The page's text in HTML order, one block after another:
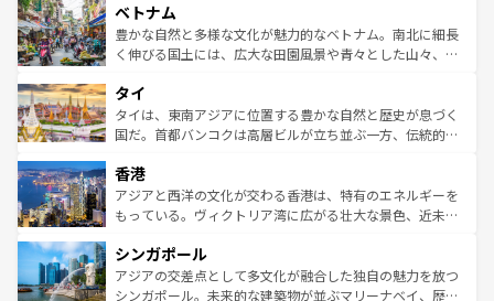
参照してほしい。
容にもいいと評判のスイーツなど、バラエティ豊かな料理
が味わえる。 なお、新着の台湾情報は コンテンツ一覧を参
照してほしい。
き、地方に足を延ばせば四季折々の自然美を楽しむことが
できる。そして、キムチや焼肉、絶品のストリートフード
まで、さまざまな韓国料理が待っている。夜には、韓国な
リティに包まれながら、韓国の多彩な魅力を心ゆくまで味
わってみてほしい。 なお、新着の韓国情報はコンテンツ一
覧を参照してほしい。
ベトナム
豊かな自然と多様な文化が魅力的なベトナム。南北に細長
く伸びる国土には、広大な田園風景や青々とした山々、世
急速な発展と共に伝統が息づく。ハノイの古い町並みやホ
ーチミン市のフランス統治時代の建物も、独特の雰囲気を
醸し出している。また、バラエティの豊かさとおいしさで
とつ。フォーやバインミー、ベトナムコーヒーなどは、ぜ
ひ現地で味わいたい。どの地域を訪れてもあたたかい人々
が旅行者を迎えてくれるので、きっと忘れられない旅にな
参照してほしい。
タイ
タイは、東南アジアに位置する豊かな自然と歴史が息づく
国だ。首都バンコクは高層ビルが立ち並ぶ一方、伝統的な
の活気が交差している。北部ではチェンマイなどの山岳地
帯で自然と触れ合い、南部ではプーケットやクラビの美し
いビーチでリゾート気分を楽しむことができる。タイ料理
激する。気候は一年中温暖で、どの季節にも異なる楽しみ
が待っている。親しみやすいタイの人々、仏教を中心とし
た文化、そして多様な観光資源が、訪れる旅人を魅了し続
香港
アジアと西洋の文化が交わる香港は、特有のエネルギーを
もっている。ヴィクトリア湾に広がる壮大な景色、近未来
み、どこを訪れても感動するはず。観光スポットが密集し
ており、効率よく見どころを回れるのも魅力。息をのむよ
うな絶景から文化的な体験まで、香港を存分に楽しみ尽く
シンガポール
アジアの交差点として多文化が融合した独自の魅力を放つ
シンガポール。未来的な建築物が並ぶマリーナベイ、歴史